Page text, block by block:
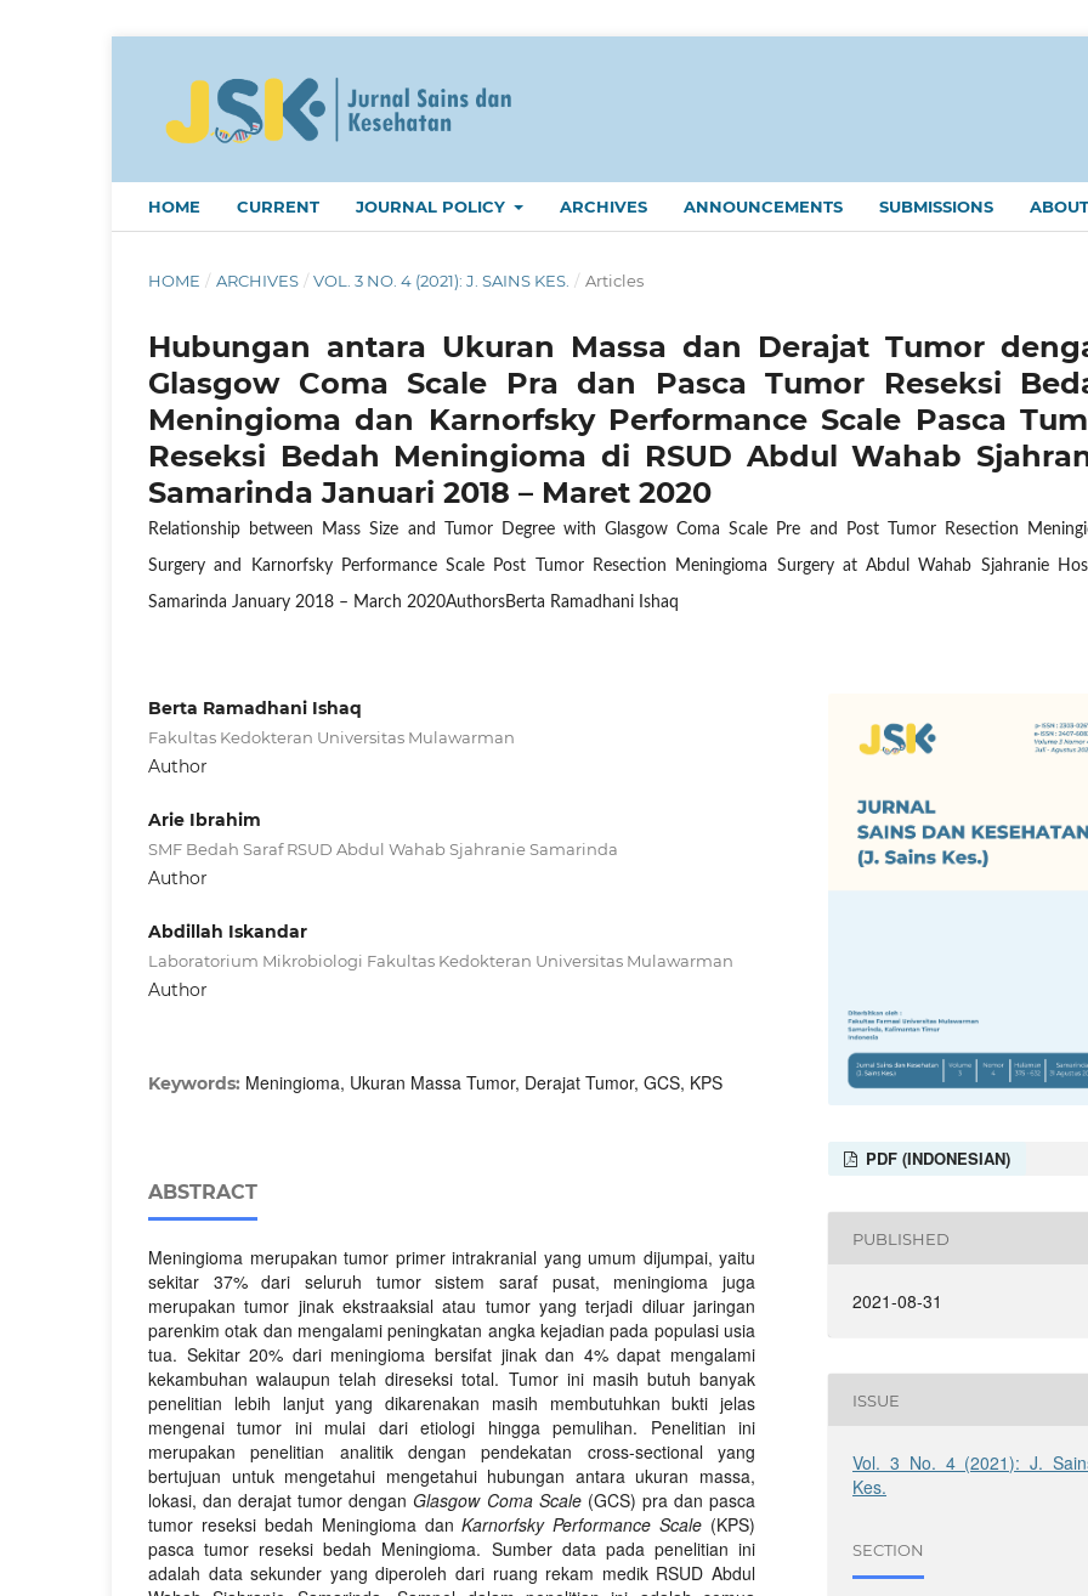
HOME CURRENT JOURNAL POLICY ARCHIVES ANNOUNCEMENTS SUBMISSIONS
HOME / ARCHIVES / VOL. 3 NO. 4 (2021): J. SAINS KES. / Articles
Hubungan antara Ukuran Massa dan Derajat Tumor
Glasgow Coma Scale Pra dan Pasca Tumor Reseksi
Meningioma dan Karnorfsky Performance Scale Pasca
Reseksi Bedah Meningioma di RSUD Abdul Wahab
Samarinda Januari 2018 – Maret 2020
Relationship between Mass Size and Tumor Degree with Glasgow Coma Scale Pre and Post Tumor Resection
Surgery and Karnorfsky Performance Scale Post Tumor Resection Meningioma Surgery at Abdul Wahab Sjahranie
Samarinda January 2018 – March 2020AuthorsBerta Ramadhani Ishaq
Berta Ramadhani Ishaq
Fakultas Kedokteran Universitas Mulawarman
Author
Arie Ibrahim
SMF Bedah Saraf RSUD Abdul Wahab Sjahranie Samarinda
Author
Abdillah Iskandar
Laboratorium Mikrobiologi Fakultas Kedokteran Universitas Mulawarman
Author
Keywords: Meningioma, Ukuran Massa Tumor, Derajat Tumor, GCS, KPS
ABSTRACT
Meningioma merupakan tumor primer intrakranial yang umum dijumpai, yaitu
sekitar 37% dari seluruh tumor sistem saraf pusat, meningioma juga
merupakan tumor jinak ekstraaksial atau tumor yang terjadi diluar jaringan
parenkim otak dan mengalami peningkatan angka kejadian pada populasi usia
tua. Sekitar 20% dari meningioma bersifat jinak dan 4% dapat mengalami
kekambuhan walaupun telah direseksi total. Tumor ini masih butuh banyak
penelitian lebih lanjut yang dikarenakan masih membutuhkan bukti jelas
mengenai tumor ini mulai dari etiologi hingga pemulihan. Penelitian ini
merupakan penelitian analitik dengan pendekatan cross-sectional yang
bertujuan untuk mengetahui mengetahui hubungan antara ukuran massa,
lokasi, dan derajat tumor denganGlasgow Coma Scale(GCS) pra dan pasca
tumor reseksi bedah Meningioma danKarnorfsky Performance Scale (KPS)
pasca tumor reseksi bedah Meningioma. Sumber data pada penelitian ini
adalah data sekunder yang diperoleh dari ruang rekam medik RSUD Abdul
PDF (INDONESIAN)
PUBLISHED
2021-08-31
ISSUE
Vol. 3 No. 4 (2021): J.
Kes.
SECTION